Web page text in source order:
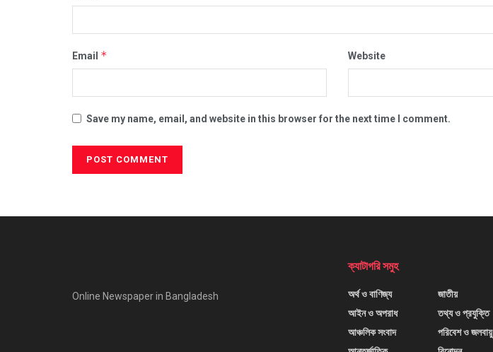
Email * Website
Save my name, email, and website in this browser for the next time I comment.
Online Newspaper in Bangladesh
ক্যাটাগরি সমুহ
অর্থ ও বাণিজ্য
আইন ও অপরাধ
আঞ্চলিক সংবাদ
জাতীয়
তথ্য ও প্রযুক্তি
পরিবেশ ও জলবায়ু